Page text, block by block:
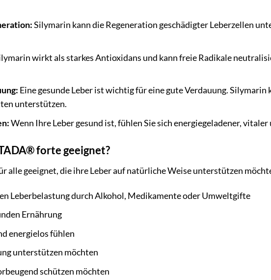
Silymarin kann die Regeneration geschädigter Leberzellen
wirkt als starkes Antioxidans und kann freie Radikale
Eine gesunde Leber ist wichtig für eine gute Verdauung.
unterstützen.
Wenn Ihre Leber gesund ist, fühlen Sie sich energiegeladener,
forte geeignet?
alle geeignet, die ihre Leber auf natürliche Weise unterstützen
Leberbelastung durch Alkohol, Medikamente oder Umweltgifte
Ernährung
energielos fühlen
unterstützen möchten
schützen möchten